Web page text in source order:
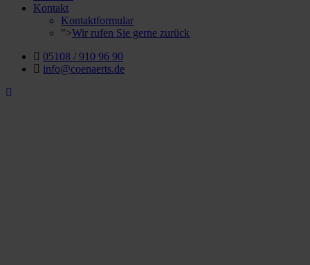
Kontakt
Kontaktformular
">Wir rufen Sie gerne zurück
05108 / 910 96 90
info@coenaerts.de